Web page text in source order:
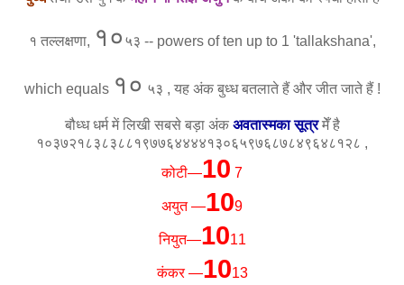
१ तल्लक्षणा, १० ५३ -- powers of ten up to 1 'tallakshana',
which equals १० ५३ , यह अंक बुध्ध बतलाते हैं और जीत जाते हैं !
बौध्ध धर्म में लिखी सबसे बड़ा अंक अवतास्मका सूत्रमेँ है
१०३७२१८३८३८८१९७७६४४४४१३०६५९७६८७८४९६४८१२८ ,
कोटी—10 7
अयुत —109
नियुत—1011
कंकर —1013